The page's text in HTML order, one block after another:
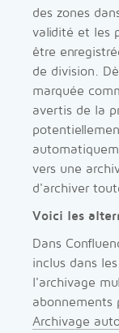
des zones
validité et les
être
de division.
marquée
avertis de la
vers une
d'archiver
Voici les
Dans
inclus dans
l'archivage
abonnements
Archivage